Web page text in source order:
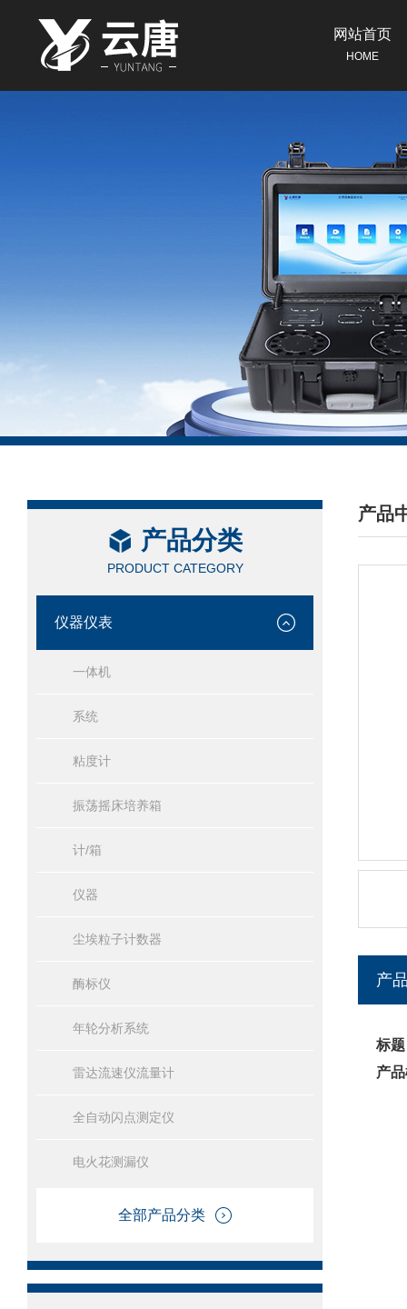
网站首页
HOME
产品分类
PRODUCT CATEGORY
仪器仪表
一体机
系统
粘度计
振荡摇床培养箱
计/箱
仪器
尘埃粒子计数器
酶标仪
年轮分析系统
雷达流速仪流量计
全自动闪点测定仪
电火花测漏仪
全部产品分类
产品
/
产
标
产